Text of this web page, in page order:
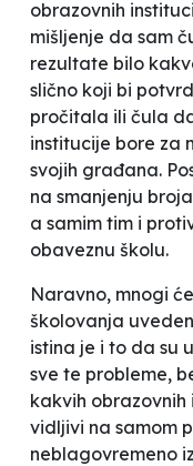
obrazovnih
mišljenje da sam
rezultate bilo
slično koji bi
pročitala ili čula
institucije bore za
svojih građana.
na smanjenju
a samim tim i
obaveznu školu.
Naravno, mnogi
školovanja
istina je i to da su
sve te probleme,
kakvih obrazovnih
vidljivi na samom
neblagovremeno